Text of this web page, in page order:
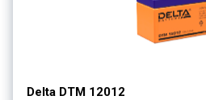
Delta DTM 12012